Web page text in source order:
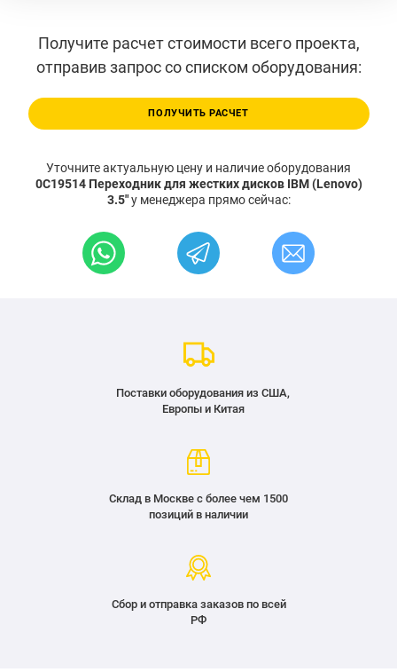
Получите расчет стоимости всего проекта,
отправив запрос со списком оборудования:
ПОЛУЧИТЬ РАСЧЕТ
Уточните актуальную цену и наличие оборудования
0C19514 Переходник для жестких дисков IBM (Lenovo)
3.5"у менеджера прямо сейчас:
Поставки оборудования из США,
Европы и Китая
Склад в Москве с более чем 1500
позиций в наличии
Сбор и отправка заказов по всей
РФ